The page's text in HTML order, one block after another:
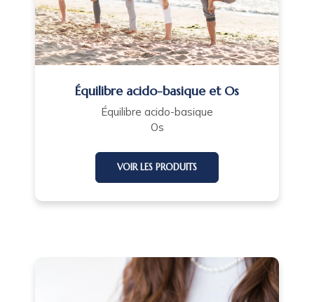
Équilibre acido-basique et Os
Équilibre acido-basique
Os
VOIR LES PRODUITS